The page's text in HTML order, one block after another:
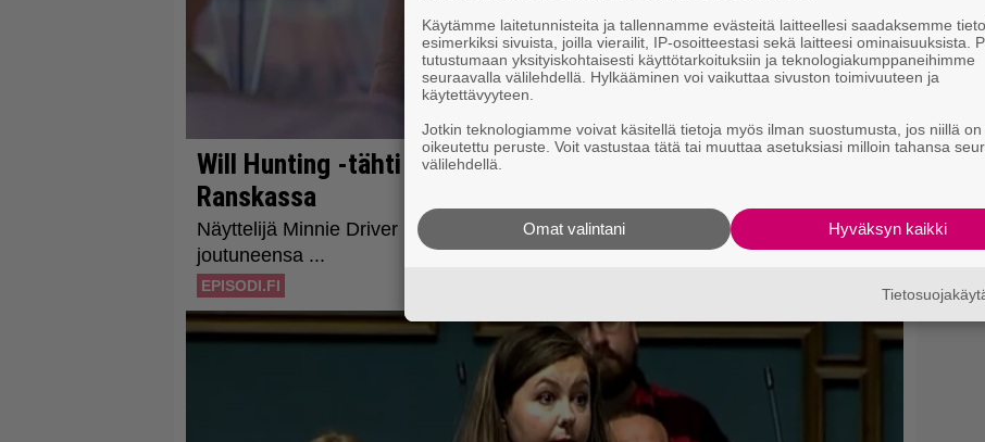
Käytämme laitetunnisteita ja tallennamme evästeitä laitteellesi saadaksemme
esimerkiksi sivuista, joilla vierailit, IP-osoitteestasi sekä laitteesi ominaisuuksista.
tutustumaan yksityiskohtaisesti käyttötarkoituksiin ja teknologiakumppaneihimme
seuraavalla välilehdellä. Hylkääminen voi vaikuttaa sivuston toimivuuteen ja
käytettävyyteen.
Jotkin teknologiamme voivat käsitellä tietoja myös ilman suostumusta, jos niillä on
oikeutettu peruste. Voit vastustaa tätä tai muuttaa asetuksiasi milloin tahansa
välilehdellä.
Hyväksyn kaikki
Omat valintani